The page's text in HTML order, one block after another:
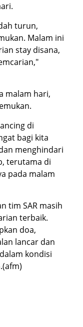
turun,
Malam ini
stay disana,
malam hari,
di
bagi kita
menghindari
terutama di
pada malam
tim SAR masih
terbaik.
doa,
lancar dan
kondisi